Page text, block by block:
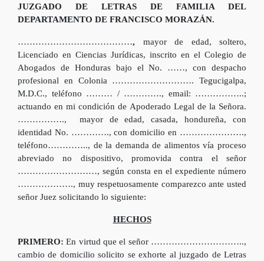
JUZGADO DE LETRAS DE FAMILIA DEL
DEPARTAMENTO DE FRANCISCO MORAZÁN.
…………………………………, mayor de edad, soltero,
Licenciado en Ciencias Jurídicas, inscrito en el Colegio de
Abogados de Honduras bajo el No. ……, con despacho
profesional en Colonia ………………………. Tegucigalpa,
M.D.C., teléfono ……… / …………., email: ……………..;
actuando en mi condición de Apoderado Legal de la Señora.
……………., mayor de edad, casada, hondureña, con
identidad No. …………., con domicilio en ………………….,
teléfono………….., de la demanda de alimentos vía proceso
abreviado no dispositivo, promovida contra el señor
………………………, según consta en el expediente número
………………., muy respetuosamente comparezco ante usted
señor Juez solicitando lo siguiente:
HECHOS
PRIMERO: En virtud que el señor …………………………..,
cambio de domicilio solicito se exhorte al juzgado de Letras